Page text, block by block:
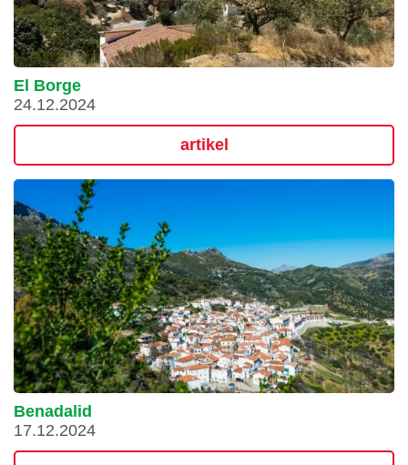
El Borge
24.12.2024
artikel
Benadalid
17.12.2024